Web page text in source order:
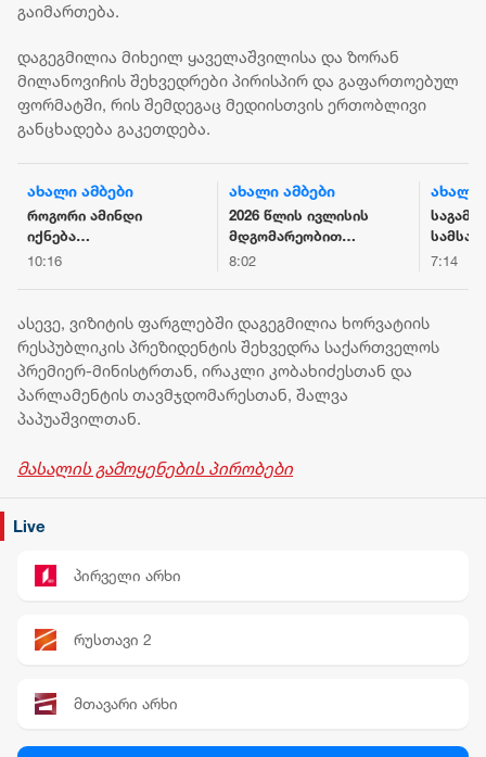
გაიმართება.
დაგეგმილია მიხეილ ყაველაშვილისა და ზორან
მილანოვიჩის შეხვედრები პირისპირ და გაფართოებულ
ფორმატში, რის შემდეგაც მედიისთვის ერთობლივი
განცხადება გაკეთდება.
ახალი ამბები
როგორი ამინდი
იქნება
საქართველოს
10:16
ახალი ამბები
2026 წლის ივლისის
მდგომარეობით
საქართველოს
რეზერვები 7.5
მილიარდ აშშ
დოლარს აჭარბებს
8:02
ახალი
7:14
ასევე, ვიზიტის ფარგლებში დაგეგმილია ხორვატიის
რესპუბლიკის პრეზიდენტის შეხვედრა საქართველოს
პრემიერ-მინისტრთან, ირაკლი კობახიძესთან და
პარლამენტის თავმჯდომარესთან, შალვა
პაპუაშვილთან.
მასალის გამოყენების პირობები
Live
პირველი არხი
რუსთავი 2
მთავარი არხი